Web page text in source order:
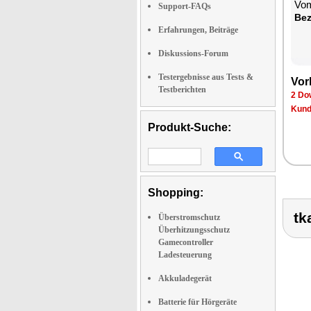
Support-FAQs
Erfahrungen, Beiträge
Diskussions-Forum
Testergebnisse aus Tests &
Testberichten
Produkt-Suche:
Shopping:
Überstromschutz
Überhitzungsschutz
Gamecontroller
Ladesteuerung
Akkuladegerät
Batterie für Hörgeräte
2